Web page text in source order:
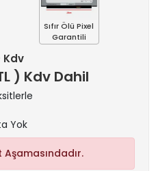
Sıfır Ölü Pixel
Garantili
Kdv
) Kdv Dahil
Yok